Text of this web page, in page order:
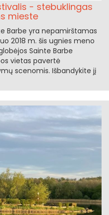
- stebuklingas
mieste
Barbe yra nepamirštamas
2018 m. šis ugnies meno
Sainte Barbe
vietas pavertė
scenomis. Išbandykite jį